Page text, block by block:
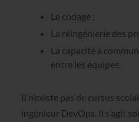
Le codage ;
La réingénierie des
La capacité à
entre les équipes.
Il n’existe pas de cursus
ingénieur DevOps. Il s’agit